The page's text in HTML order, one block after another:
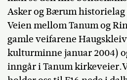
Asker og Bærum
Veien mellom Tanum og
gamle veifarene
kulturminne januar 2004)
inngår i Tanum